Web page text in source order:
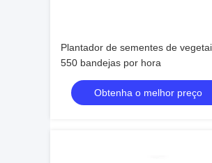
Plantador de sementes de
550 bandejas por hora
Obtenha o melhor preço